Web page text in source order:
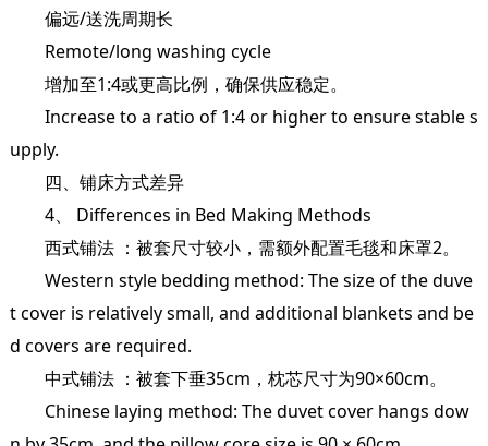
偏远/送洗周期长
Remote/long washing cycle
增加至1:4或更高比例，确保供应稳定。
Increase to a ratio of 1:4 or higher to ensure stable s
upply.
四、铺床方式差异
4、 Differences in Bed Making Methods
西式铺法 ：被套尺寸较小，需额外配置毛毯和床罩2。
Western style bedding method: The size of the duve
t cover is relatively small, and additional blankets and be
d covers are required.
中式铺法 ：被套下垂35cm，枕芯尺寸为90×60cm。
Chinese laying method: The duvet cover hangs dow